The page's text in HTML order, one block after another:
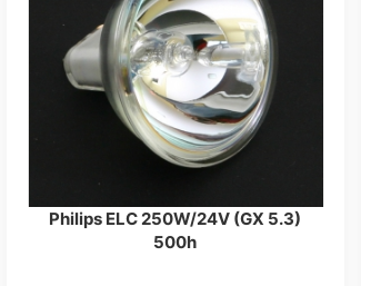
Philips ELC 250W/24V (GX 5.3)
500h